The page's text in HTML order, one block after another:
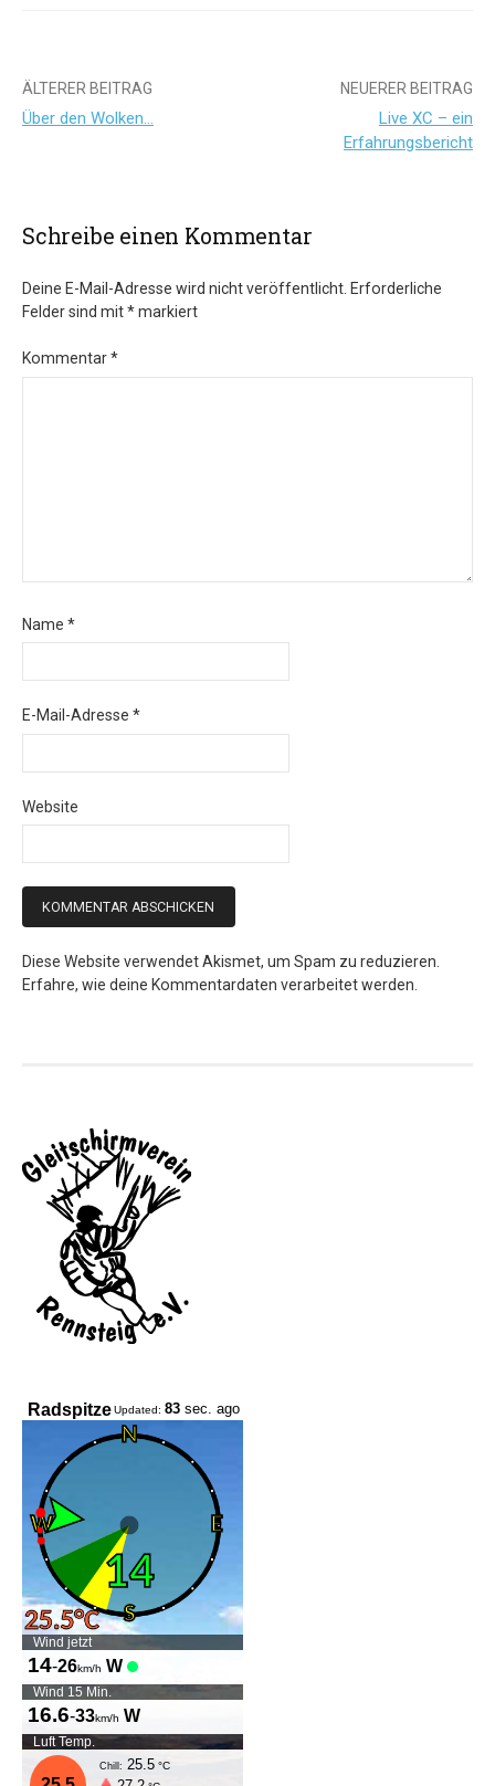
Beitrags-
ÄLTERER BEITRAG
Über den Wolken…
NEUERER BEITRAG
Live XC – ein
Erfahrungsbericht
Schreibe einen Kommentar
Deine E-Mail-Adresse wird nicht veröffentlicht. Erforderliche
Felder sind mit*markiert
Kommentar*
Name *
E-Mail-Adresse *
Website
Diese Website verwendet Akismet, um Spam zu reduzieren.
Erfahre, wie deine Kommentardaten verarbeitet werden.